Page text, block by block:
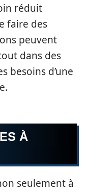
réduit
faire des
peuvent
dans des
besoins d’une
À
seulement à